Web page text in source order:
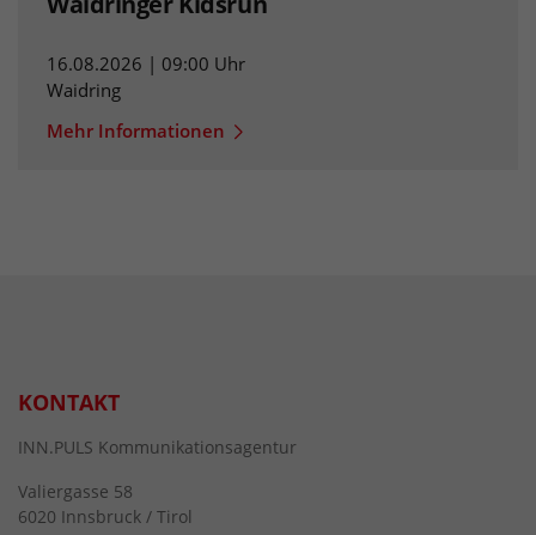
16.08.2026 | 09:00 Uhr
Waidring
Mehr Informationen
KONTAKT
INN.PULS Kommunikationsagentur
Valiergasse 58
6020 Innsbruck / Tirol